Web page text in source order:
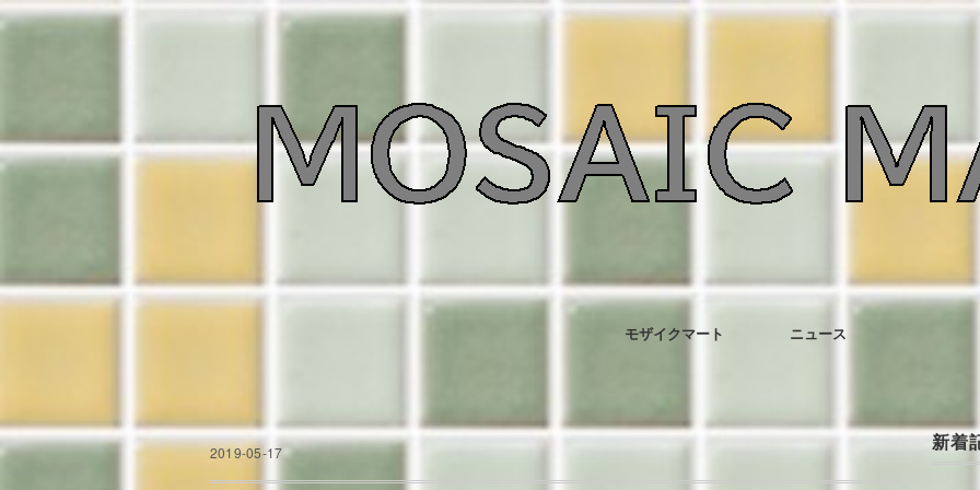
モザイクマート ニュース
2019-05-17 新着